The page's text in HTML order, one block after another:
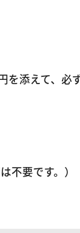
を添えて、必
要です。）